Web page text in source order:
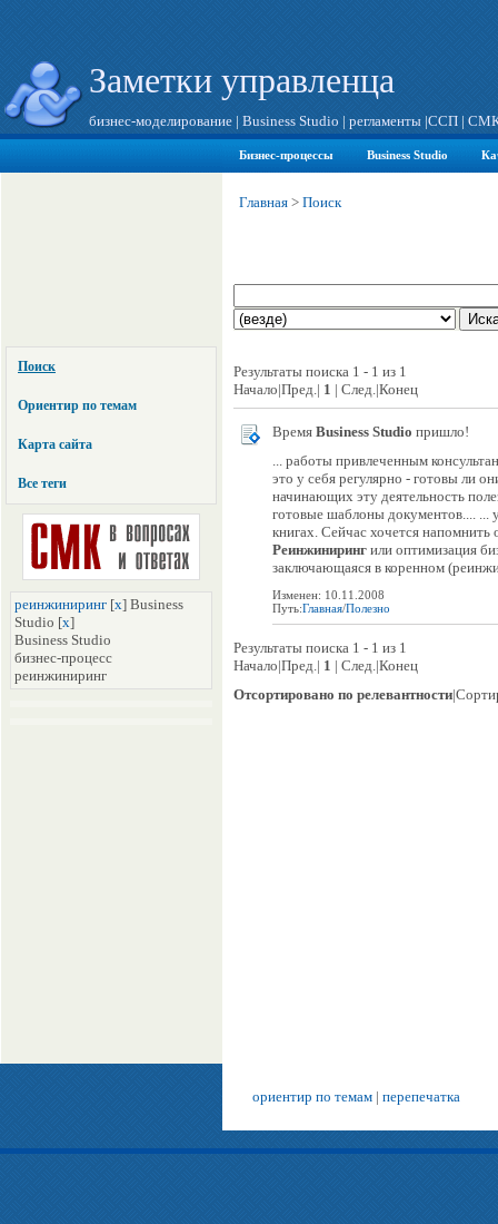
Заметки управленца
бизнес-моделирование | Business Studio | регламенты |ССП |
Бизнес-процессы Business Studio
Поиск
Ориентир по темам
Карта сайта
Все теги
реинжиниринг [x] Business
Studio [x]
Business Studio
бизнес-процесс
реинжиниринг
Главная > Поиск
Результаты поиска 1 - 1 из 1
Начало|Пред.| 1 | След.|Конец
Время Business Studio пришло!
... работы привлеченным
это у себя регулярно - готовы ли
начинающих эту деятельность
готовые шаблоны документов.... ...
книгах. Сейчас хочется
Реинжиниринг или оптимизация
заключающаяся в коренном
Изменен: 10.11.2008
Путь:Главная/Полезно
Результаты поиска 1 - 1 из 1
Начало|Пред.| 1 | След.|Конец
Отсортировано по релевантности
ориентир по темам | перепечатка